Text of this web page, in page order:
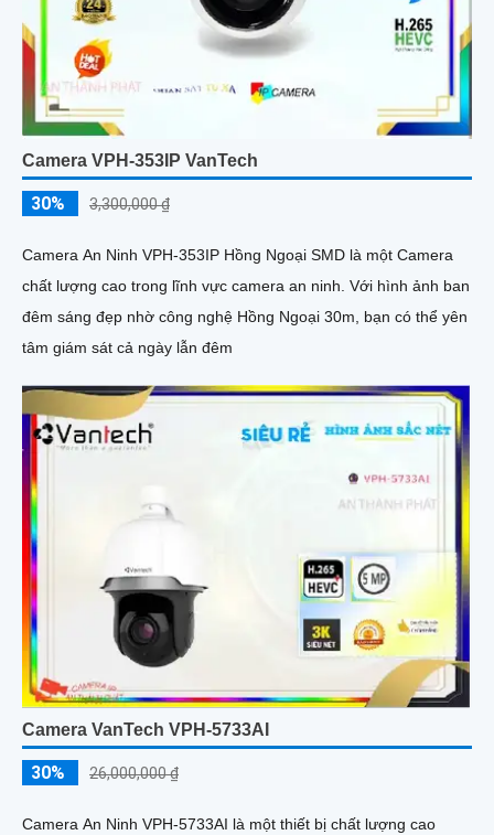
Camera VPH-353IP VanTech
30% 3,300,000 ₫
Camera An Ninh VPH-353IP Hồng Ngoại SMD là một Camera
chất lượng cao trong lĩnh vực camera an ninh. Với hình ảnh ban
đêm sáng đẹp nhờ công nghệ Hồng Ngoại 30m, bạn có thể yên
tâm giám sát cả ngày lẫn đêm
Camera VanTech VPH-5733AI
30% 26,000,000 ₫
Camera An Ninh VPH-5733AI là một thiết bị chất lượng cao